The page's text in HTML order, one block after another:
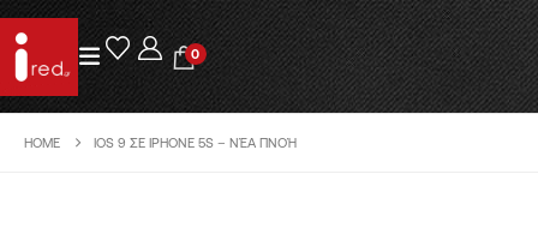
0
HOME IOS 9 ΣΕ IPHONE 5S – ΝΈΑ ΠΝΟΉ